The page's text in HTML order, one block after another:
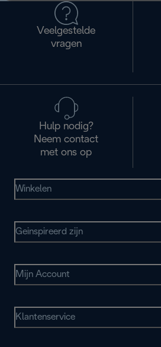
Veelgestelde
vragen
Hulp nodig?
Neem contact
met ons op
Winkelen
Geinspireerd zijn
Mijn Account
Klantenservice